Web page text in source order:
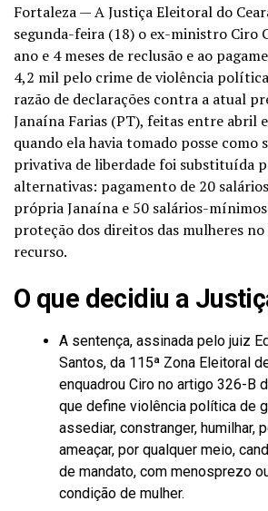
Fortaleza — A Justiça Eleitoral do
segunda-feira (18) o ex-ministro Ciro
ano e 4 meses de reclusão e ao
4,2 mil pelo crime de violência
razão de declarações contra a atual
Janaína Farias (PT), feitas entre abril
quando ela havia tomado posse como
privativa de liberdade foi substituída
alternativas: pagamento de 20
própria Janaína e 50 salários-
proteção dos direitos das mulheres no
recurso.
O que decidiu a
A sentença, assinada pelo juiz
Santos, da 115ª Zona Eleitoral
enquadrou Ciro no artigo 326-B
que define violência política de
assediar, constranger, humilhar,
ameaçar, por qualquer meio,
de mandato, com menosprezo
condição de mulher.